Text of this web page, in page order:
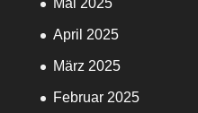
Mai 2025
April 2025
März 2025
Februar 2025